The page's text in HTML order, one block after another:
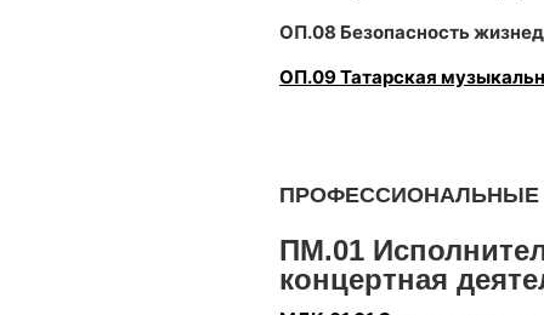
ОП.08 Безопасность
ОП.09 Татарская
ПРОФЕССИОНАЛЬНЫЕ
ПМ.01
концертная